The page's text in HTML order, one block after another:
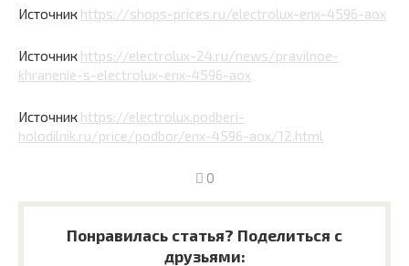
Источник https://shops-prices.ru/electrolux-enx-4596-aox
Источник https://electrolux-24.ru/news/pravilnoe-
khranenie-s-electrolux-enx-4596-aox
Источник https://electrolux.podberi-
holodilnik.ru/price/podbor/enx-4596-aox/12.html
0
Понравилась статья? Поделиться с
друзьями: